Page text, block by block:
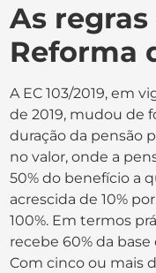
As regras
Reforma
A EC 103/2019, em
de 2019, mudou de
duração da pensão
no valor, onde a
50% do benefício a
acrescida de 10%
100%. Em termos
recebe 60% da
Com cinco ou mais